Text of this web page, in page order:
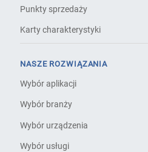
Punkty sprzedaży
Karty charakterystyki
NASZE ROZWIĄZANIA
Wybór aplikacji
Wybór branży
Wybór urządzenia
Wybór usługi